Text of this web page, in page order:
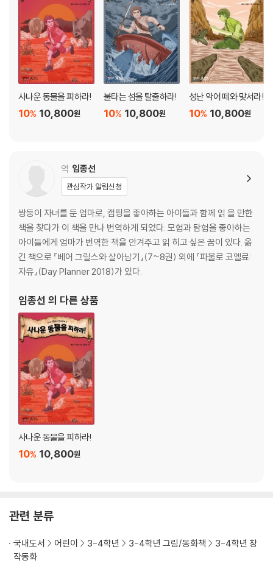
사나운 동물을 피하라!
10,800원
10%
불타는 섬을 탈출하라!
10,800원
10%
성난 악어 떼와 맞서라!
10,800원
10%
역 임종선
관심작가 알림신청
쌍둥이 자녀를 둔 엄마로, 캠핑을 좋아하는 아이들과 함께 읽 을 만한
책을 찾다가 이 책을 만나 번역하게 되었다. 모험과 탐험을 좋아하는
아이들에게 엄마가 번역한 책을 안겨주고 읽 히고 싶은 꿈이 있다. 옮
긴 책으로 『베어 그릴스와 살아남기』(7~8권) 외에 『파울로 코엘료:
자유』(Day Planner 2018)가 있다.
임종선 의 다른 상품
사나운 동물을 피하라!
10,800원
10%
관련 분류
국내도서 어린이 3-4학년 3-4학년 그림/동화책
3-4학년 창
작동화